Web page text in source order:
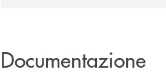
Documentazione